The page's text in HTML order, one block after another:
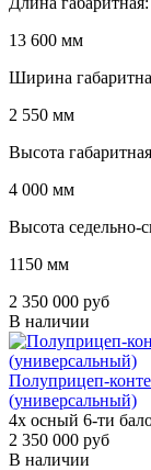
13 600 мм
Ширина
2 550 мм
Высота
4 000 мм
Высота седельно-
1150 мм
2 350 000 руб
В наличии
Полуприцеп-
(универсальный)
4х осный 6-ти
2 350 000 руб
В наличии